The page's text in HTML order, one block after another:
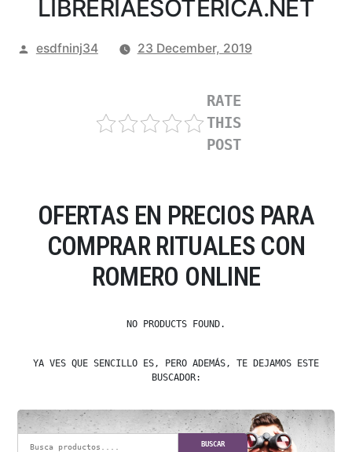
LIBRERIAESOTERICA.NET
Posted
esdfninj34 23 December, 2019
RATE
THIS
POST
OFERTAS EN PRECIOS PARA
COMPRAR RITUALES CON
ROMERO ONLINE
NO PRODUCTS FOUND.
YA VES QUE SENCILLO ES, PERO ADEMÁS, TE DEJAMOS ESTE
BUSCADOR:
BUSCAR